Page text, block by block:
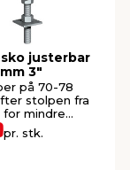
justerbar
3"
på 70-78
stolpen fra
for mindre
pr. stk.